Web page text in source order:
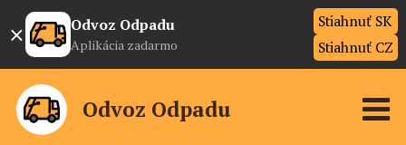
× Odvoz Odpadu
Aplikácia zadarmo
Stiahnuť SK
Stiahnuť CZ
Odvoz Odpadu